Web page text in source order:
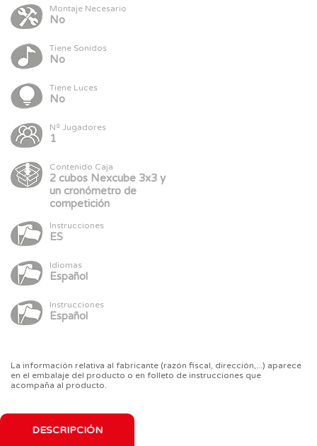
Montaje Necesario
No
Tiene Sonidos
No
Tiene Luces
No
Nº Jugadores
1
Contenido Caja
2 cubos Nexcube 3x3 y
un cronómetro de
competición
Instrucciones
ES
Idiomas
Español
Instrucciones
Español
La información relativa al fabricante (razón fiscal, dirección,...) aparece
en el embalaje del producto o en folleto de instrucciones que
acompaña al producto.
DESCRIPCIÓN